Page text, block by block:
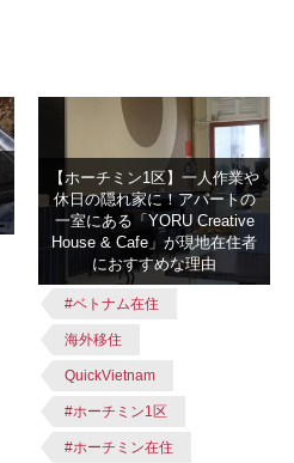
【ホーチミン1区】一人作業や
休日の隠れ家に！アパートの
一室にある「YORU Creative
House & Cafe」が現地在住者
におすすめな理由
#ベトナム在住
海外移住
QuickVietnam
#ホーチミン1区
#ホーチミン在住